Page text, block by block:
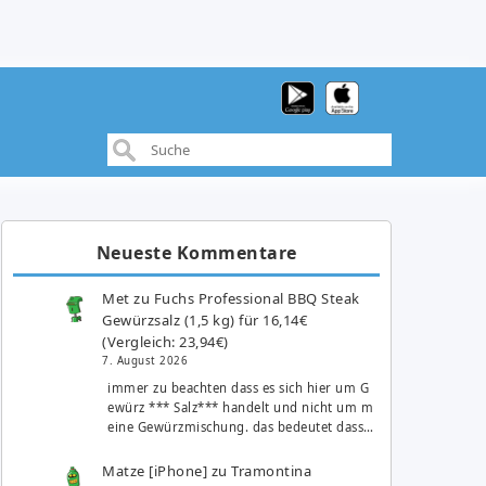
Neueste Kommentare
Met zu Fuchs Professional BBQ Steak
Gewürzsalz (1,5 kg) für 16,14€
(Vergleich: 23,94€)
7. August 2026
immer zu beachten dass es sich hier um G
ewürz *** Salz*** handelt und nicht um m
eine Gewürzmischung. das bedeutet dass…
Matze [iPhone] zuTramontina